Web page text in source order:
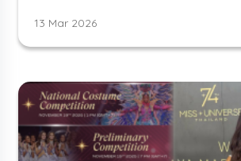
13 Mar 2026